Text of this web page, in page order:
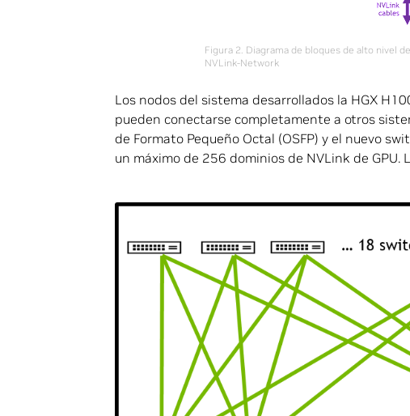
Figura 2. Diagrama de bloques de alto nivel
NVLink-Network
Los nodos del sistema desarrollados la HGX
pueden conectarse completamente a otros
de Formato Pequeño Octal (OSFP) y el nuevo
un máximo de 256 dominios de NVLink de